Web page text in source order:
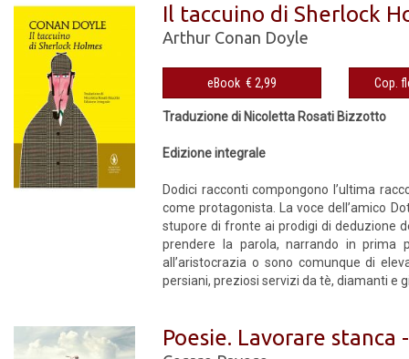
Il taccuino di Sherlock
Arthur Conan Doyle
eBook € 2,99
Traduzione di Nicoletta Rosati Bizzotto
Edizione integrale
Dodici racconti compongono l’ultima
come protagonista. La voce dell’amico
stupore di fronte ai prodigi di deduzione
prendere la parola, narrando in prima
all’aristocrazia o sono comunque di
persiani, preziosi servizi da tè, diamanti e
Poesie. Lavorare